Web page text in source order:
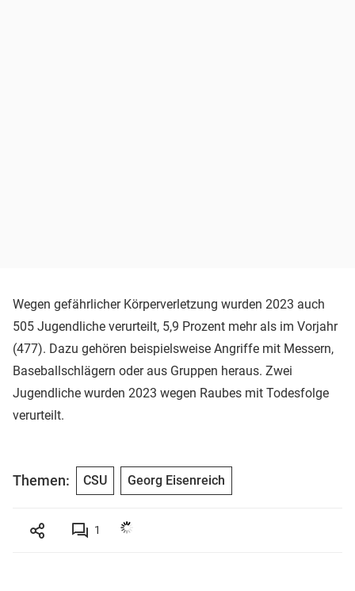
Wegen gefährlicher Körperverletzung wurden 2023 auch
505 Jugendliche verurteilt, 5,9 Prozent mehr als im Vorjahr
(477). Dazu gehören beispielsweise Angriffe mit Messern,
Baseballschlägern oder aus Gruppen heraus. Zwei
Jugendliche wurden 2023 wegen Raubes mit Todesfolge
verurteilt.
Themen: CSU Georg Eisenreich
1